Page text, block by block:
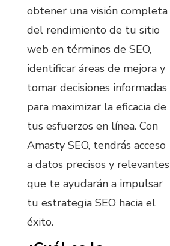
obtener una visión completa
del rendimiento de tu sitio
web en términos de SEO,
identificar áreas de mejora y
tomar decisiones informadas
para maximizar la eficacia de
tus esfuerzos en línea. Con
Amasty SEO, tendrás acceso
a datos precisos y relevantes
que te ayudarán a impulsar
tu estrategia SEO hacia el
éxito.